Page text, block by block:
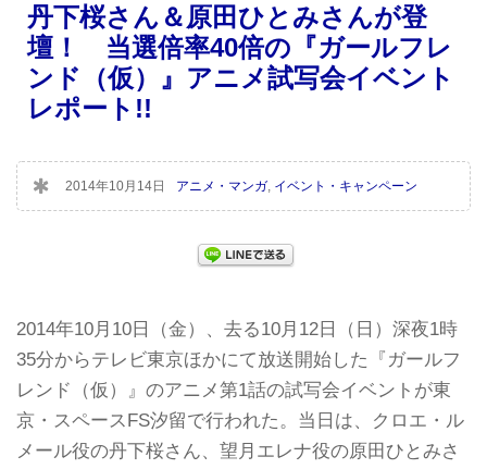
丹下桜さん＆原田ひとみさんが登
壇！ 当選倍率40倍の『ガールフレ
ンド（仮）』アニメ試写会イベント
レポート!!
2014年10月14日 アニメ・マンガ イベント・キャンペーン
2014年10月10日（金）、去る10月12日（日）深夜1時
35分からテレビ東京ほかにて放送開始した『ガールフ
レンド（仮）』のアニメ第1話の試写会イベントが東
京・スペースFS汐留で行われた。当日は、クロエ・ル
メール役の丹下桜さん、望月エレナ役の原田ひとみさ